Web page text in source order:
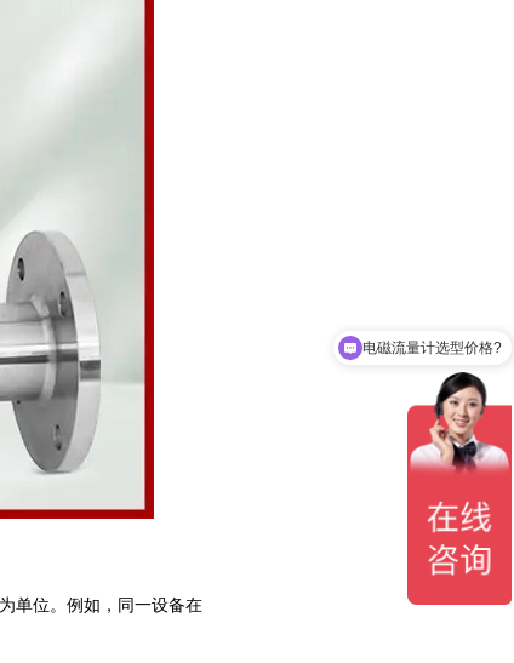
单位。例如，同一设备在
电磁流量计选型价格?